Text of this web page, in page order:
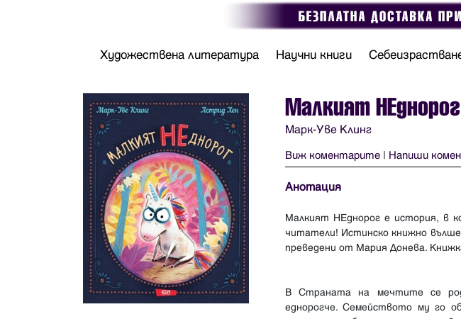
Художествена литература Научни книги
Малкият НЕднорог
Марк-Уве Клинг
Виж коментарите | Напиши
Анотация
Малкият НЕднорог е история, в
читатели! Истинско книжно
преведени от Мария Донева.
В Страната на мечтите се
еднорогче. Семейството му го